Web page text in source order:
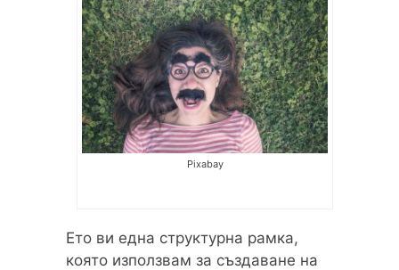
Pixabay
Ето ви една структурна рамка,
която използвам за създаване на